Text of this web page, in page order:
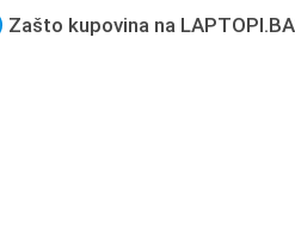
Zašto kupovina na